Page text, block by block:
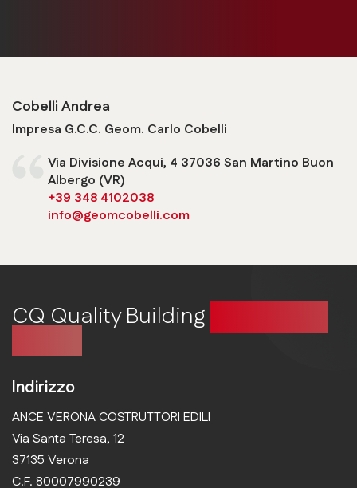
Cobelli Andrea
Impresa G.C.C. Geom. Carlo Cobelli
Via Divisione Acqui, 4 37036 San Martino Buon
Albergo (VR)
+39 348 4102038
info@geomcobelli.com
CQ Quality Building
Indirizzo
ANCE VERONA COSTRUTTORI EDILI
Via Santa Teresa, 12
37135 Verona
C.F. 80007990239